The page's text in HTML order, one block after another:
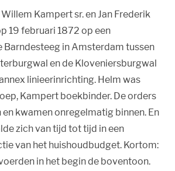
Kampert sr. en Jan Frederik
19 februari 1872 op een
Barndesteeg in Amsterdam tussen
en de Kloveniersburgwal
linieerinrichting. Helm was
Kampert boekbinder. De orders
kwamen onregelmatig binnen. En
zich van tijd tot tijd in een
van het huishoudbudget. Kortom:
in het begin de boventoon.